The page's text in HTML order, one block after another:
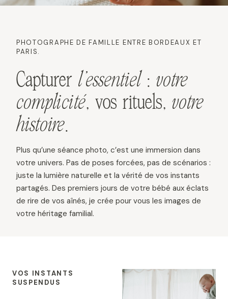
PHOTOGRAPHE DE FAMILLE ENTRE BORDEAUX ET
PARIS.
Capturer l’essentiel: votre
complicité, vos rituels, votre
histoire.
Plus qu’une séance photo, c’est une immersion dans
votre univers. Pas de poses forcées, pas de scénarios :
juste la lumière naturelle et la vérité de vos instants
partagés. Des premiers jours de votre bébé aux éclats
de rire de vos aînés, je crée pour vous les images de
votre héritage familial.
VOS INSTANTS
SUSPENDUS